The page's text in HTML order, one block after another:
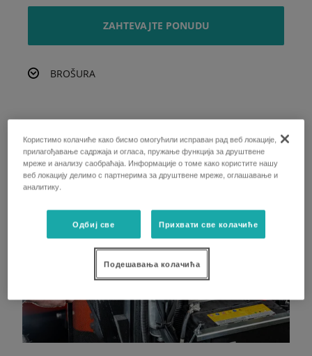
ZAHTEVAJTE PONUDU
BROŠURA
Користимо колачиће како бисмо омогућили исправан рад веб локације,
прилагођавање садржаја и огласа, пружање функција за друштвене
мреже и анализу саобраћаја. Информације о томе како користите нашу
веб локацију делимо с партнерима за друштвене мреже, оглашавање и
аналитику.
Одбиј све Прихвати све колачиће
Подешавања колачића